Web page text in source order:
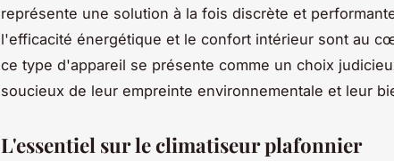
représente une solution à la fois discrète et
l'efficacité énergétique et le confort intérieur sont au
ce type d'appareil se présente comme un choix
soucieux de leur empreinte environnementale et leur
L'essentiel sur le climatiseur plafonnier